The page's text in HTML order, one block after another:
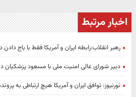
اخبار مرتبط
رهبر انقلاب:رابطه ایران و آمریکا فقط با باج
دبیر شورای‌ عالی امنیت ملی با مسعود پزشکیان
نورنیوز: توافق ایران و آمریکا هیچ ارتباطی به